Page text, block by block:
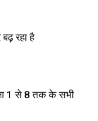
रहा है
1 से 8 तक के सभी